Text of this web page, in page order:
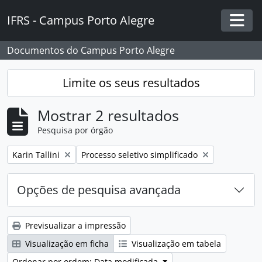
IFRS - Campus Porto Alegre
Documentos do Campus Porto Alegre
Limite os seus resultados
Mostrar 2 resultados
Pesquisa por órgão
Remover filtro:
Karin Tallini Remover filtro:
Processo seletivo simplificado
Opções de pesquisa avançada
Previsualizar a impressão
Visualização em ficha
Visualização em tabela